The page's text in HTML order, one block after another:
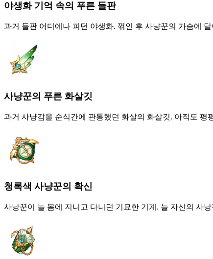
야생화 기억 속의 푸른 들판
과거 들판 어디에나 피던 야생화. 꺾인 후 사냥꾼의 가슴에
사냥꾼의 푸른 화살깃
과거 사냥감을 순식간에 관통했던 화살의 화살깃. 아직도 평
청록색 사냥꾼의 확신
사냥꾼이 늘 몸에 지니고 다니던 기묘한 기계. 늘 자신의 사